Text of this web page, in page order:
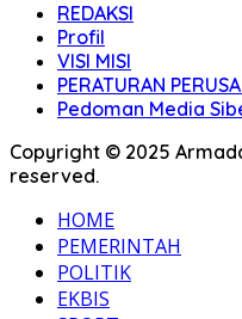
REDAKSI
Profil
VISI MISI
PERATURAN
Pedoman Media
Copyright © 2025
reserved.
HOME
PEMERINTAH
POLITIK
EKBIS